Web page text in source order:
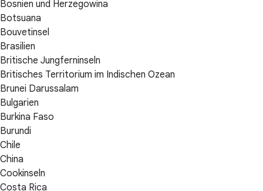
Bosnien und Herzegowina
Botsuana
Bouvetinsel
Brasilien
Britische Jungferninseln
Britisches Territorium im Indischen Ozean
Brunei Darussalam
Bulgarien
Burkina Faso
Burundi
Chile
China
Cookinseln
Costa Rica